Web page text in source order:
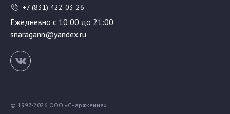
+7 (831) 422-03-26
Ежедневно с 10:00 до 21:00
snaragann@yandex.ru
© 1997-2026 ООО «Снаряжение»